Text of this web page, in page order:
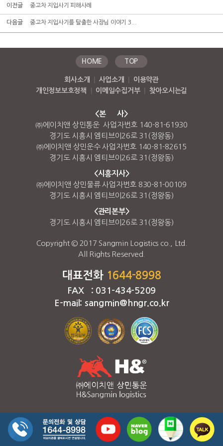
이전글 중고차 지입사기 피해사례
다음글 중고차 지입사기를 탈출한 사장님 이야기 3...
HOME TOP
회사소개 사업소개
이용약관
개인정보보호정책
이메일수집거부 찾아오시는길
<본 사>
㈜에이치앤 상민통운 사업자번호 140-81-61930
경기도 시흥시 엠티브이26로 31(정왕동)
㈜에이치앤 상민운수 사업자번호 140-81-82615
경기도 시흥시 엠티브이26로 31(정왕동)
<시흥지사>
㈜에이치앤 상민물류 사업자번호 830-81-00109
경기도 시흥시 엠티브이26로 31(정왕동)
<관리본부>
경기도 시흥시 엠티브이26로 31(정왕동)
Copyright © 2017 Sangmin Logistics co., Ltd.
All Rights Reserved.
대표전화 1644-8998
FAX : 031-434-5209
E-mail: sangmin@hngr.co.kr